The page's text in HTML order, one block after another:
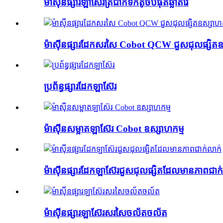
ម៉ាស៊ីនផ្សារឡាស៊ែរត្រជាក់ទឹកតូចបំផុតឆ្លាតវៃ
ម៉ាស៊ីនផ្សារដែកសរសៃ Cobot QCW ជួសជុលផ្សិត
ប្រព័ន្ធផ្សារដែកឡាស៊ែរ
ម៉ាស៊ីនសម្អាតឡាស៊ែរ Cobot ឧស្សាហកម្ម
ម៉ាស៊ីនផ្សារដែកឡាស៊ែរជួសជុលផ្សិតដែលមានភាពជា
ម៉ាស៊ីនផ្សារឡាស៊ែរសរសៃចល័តចល័ត